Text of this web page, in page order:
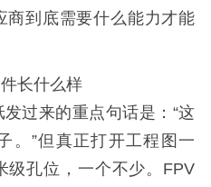
商到底需要什么能力才能
长什么样
过来的重点句话是：“这
。”但真正打开工程图一
级孔位，一个不少。FPV